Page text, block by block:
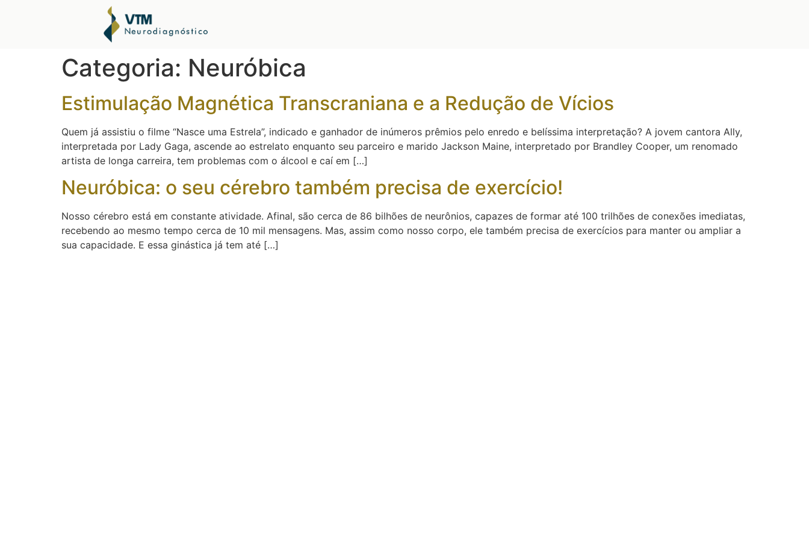
Categoria: Neuróbica
Estimulação Magnética Transcraniana e a Redução de Vícios
Quem já assistiu o filme “Nasce uma Estrela”, indicado e ganhador de inúmeros prêmios pelo enredo e belíssima interpretação? A jovem cantora Ally,
interpretada por Lady Gaga, ascende ao estrelato enquanto seu parceiro e marido Jackson Maine, interpretado por Brandley Cooper, um renomado
artista de longa carreira, tem problemas com o álcool e caí em […]
Neuróbica: o seu cérebro também precisa de exercício!
Nosso cérebro está em constante atividade. Afinal, são cerca de 86 bilhões de neurônios, capazes de formar até 100 trilhões de conexões imediatas,
recebendo ao mesmo tempo cerca de 10 mil mensagens. Mas, assim como nosso corpo, ele também precisa de exercícios para manter ou ampliar a
sua capacidade. E essa ginástica já tem até […]